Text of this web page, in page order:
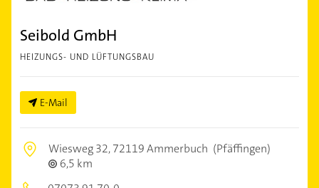
Seibold GmbH
HEIZUNGS- UND LÜFTUNGSBAU
E-Mail
Wiesweg 32,72119 Ammerbuch (Pfäffingen)
6,5 km